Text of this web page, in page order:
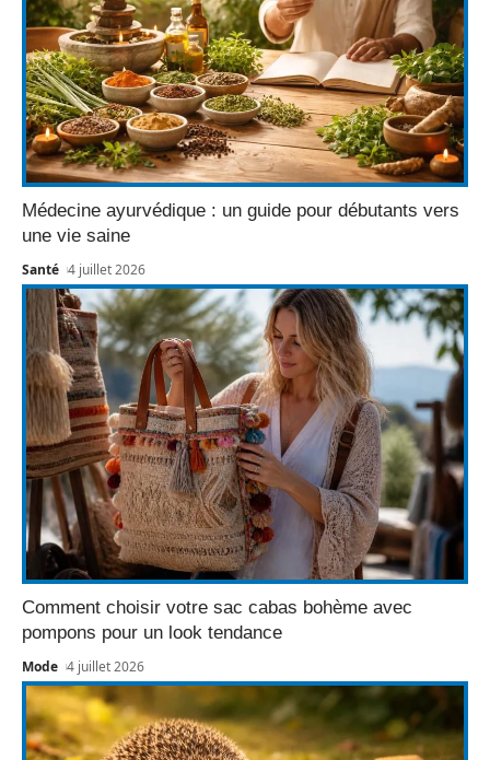
Médecine ayurvédique : un guide pour débutants vers
une vie saine
Santé 4 juillet 2026
Comment choisir votre sac cabas bohème avec
pompons pour un look tendance
Mode 4 juillet 2026